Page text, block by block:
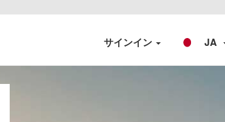
サインイン JA